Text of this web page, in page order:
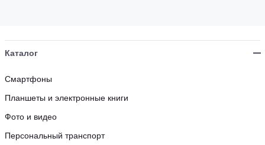
Каталог
Смартфоны
Планшеты и электронные книги
Фото и видео
Персональный транспорт